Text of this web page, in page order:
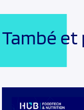
També